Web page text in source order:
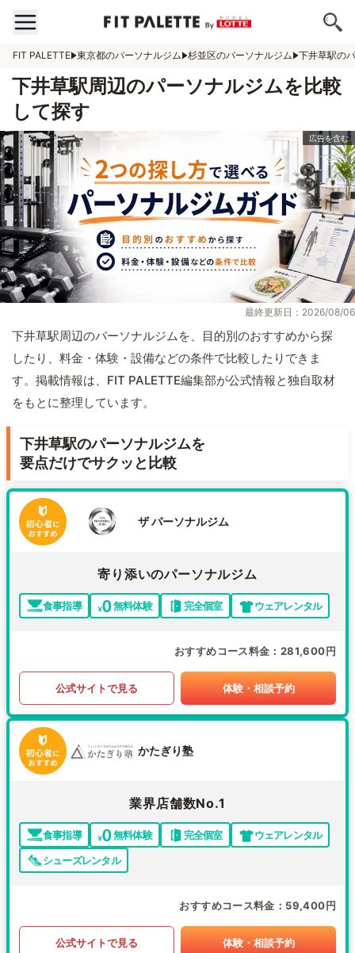
FIT PALETTE 東京都のパーソナルジム 杉並区のパーソナルジム 下井草駅の
下井草駅周辺のパーソナルジムを比較
して探す
最終更新日：2026/08/06
下井草駅周辺のパーソナルジムを、目的別のおすすめから探
したり、料金・体験・設備などの条件で比較したりできま
す。掲載情報は、FIT PALETTE編集部が公式情報と独自取材
をもとに整理しています。
下井草駅のパーソナルジムを
要点だけでサクッと比較
ザ パーソナルジム
寄り添いのパーソナルジム
食事指導 無料体験 完全個室 ウェアレンタル
おすすめコース料金 281,600円
公式サイトで見る 体験・相談予約
かたぎり塾
業界店舗数No.1
食事指導 無料体験 完全個室
ウェアレンタル
シューズレンタル
おすすめコース料金 59,400円
公式サイトで見る 体験・相談予約